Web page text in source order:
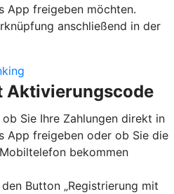
App freigeben möchten.
anschließend in der
Aktivierungscode
Sie Ihre Zahlungen direkt in
App freigeben oder ob Sie die
bekommen
Button „Registrierung mit